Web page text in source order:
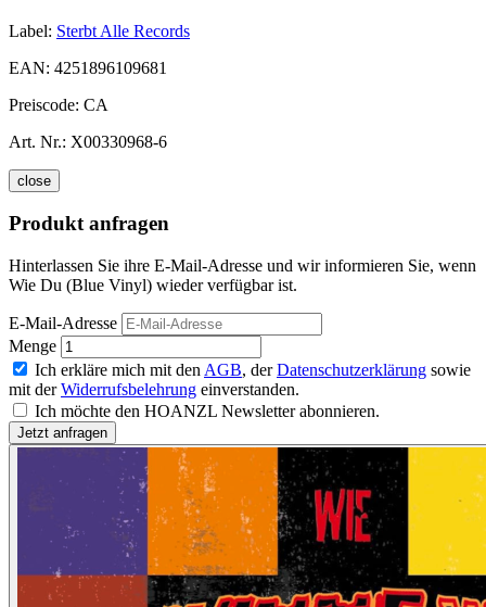
Label: Sterbt Alle Records
EAN: 4251896109681
Preiscode: CA
Art. Nr.: X00330968-6
close
Produkt anfragen
Hinterlassen Sie ihre E-Mail-Adresse und wir informieren Sie, wenn
Wie Du (Blue Vinyl) wieder verfügbar ist.
E-Mail-Adresse
Menge
Ich erkläre mich mit den AGB, derDatenschutzerklärung sowie
mit derWiderrufsbelehrung einverstanden.
Ich möchte den HOANZL Newsletter abonnieren.